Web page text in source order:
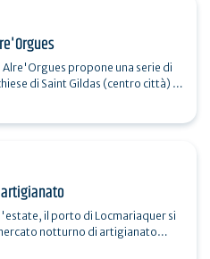
Alre'Orgues propone una serie di
di Saint Gildas (centro città) e
il porto di Locmariaquer si
notturno di artigianato